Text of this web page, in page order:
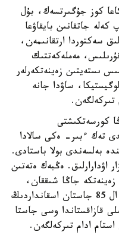
كوز جۇگىرتسەك، بۇل
جاتقانىن بايقاۋعا
سەكتوردا ارتقانىمەن،
مەملەكەتتىك
ىستەيتىن زەينەتكەرلەر
ساۋدا جانە
تىركەلگەن.
كورسەتكىشتى
تەك ءبىر- ەكى سالادا
بەلسەندى بولا باستادى.
اۋدارارلىق. ەڭبەك ەتەتىن
جاڭا شىققان،
ءبىراق 65 جاسقا تولماعان ازاماتتار. ال 85 جاستان اسقانداردىڭ
از بولعانىمەن، 2023-جىلى قازاقستاندا وسى جاستا